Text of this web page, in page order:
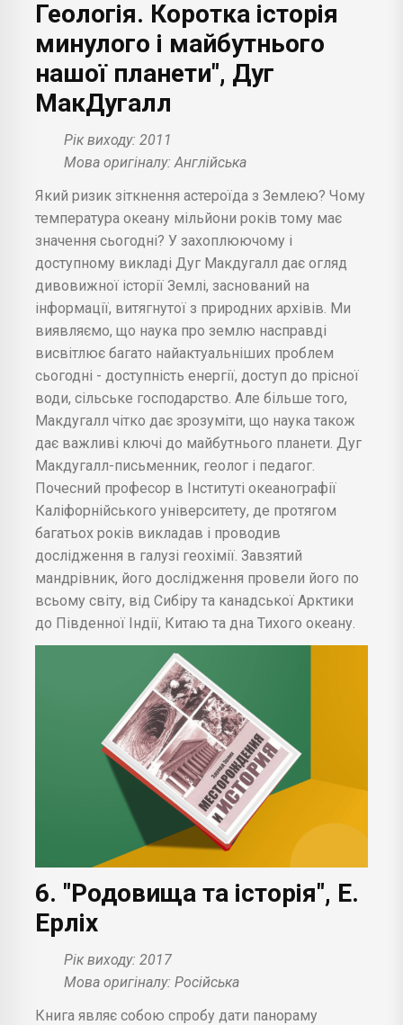
Геологія. Коротка історія
минулого і майбутнього
нашої планети", Дуг
МакДугалл
Рік виходу: 2011
Мова оригіналу: Англійська
Який ризик зіткнення астероїда з Землею? Чому
температура океану мільйони років тому має
значення сьогодні? У захоплюючому і
доступному викладі Дуг Макдугалл дає огляд
дивовижної історії Землі, заснований на
інформації, витягнутої з природних архівів. Ми
виявляємо, що наука про землю насправді
висвітлює багато найактуальніших проблем
сьогодні - доступність енергії, доступ до прісної
води, сільське господарство. Але більше того,
Макдугалл чітко дає зрозуміти, що наука також
дає важливі ключі до майбутнього планети. Дуг
Макдугалл-письменник, геолог і педагог.
Почесний професор в Інституті океанографії
Каліфорнійського університету, де протягом
багатьох років викладав і проводив
дослідження в галузі геохімії. Завзятий
мандрівник, його дослідження провели його по
всьому світу, від Сибіру та канадської Арктики
до Південної Індії, Китаю та дна Тихого океану.
6. "Родовища та історія", Е.
Ерліх
Рік виходу: 2017
Мова оригіналу: Російська
Книга являє собою спробу дати панораму